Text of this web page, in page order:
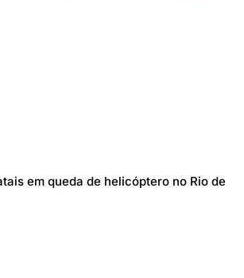
em queda de helicóptero no Rio de